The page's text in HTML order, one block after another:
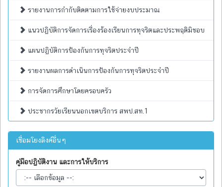
รายงานการกำกับติดตามการใช้จ่ายงบประมาณ
แนวปฏิบัติการจัดการเรื่องร้องเรียนการทุจริตและประพฤติมิชอบ
แผนปฏิบัติการป้องกันการทุจริตประจำปี
รายงานผลการดำเนินการป้องกันการทุจริตประจำปี
การจัดการศึกษาโดยครอบครัว
ประชากรวัยเรียนนอกเขตบริการ สพป.สท.1
เชื่อมโยงลิงค์อื่นๆ
คู่มือปฏิบัติงาน และการให้บริการ